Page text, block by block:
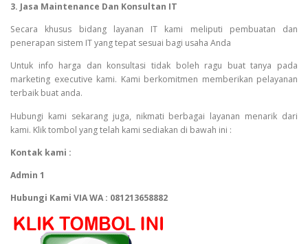
3. Jasa Maintenance Dan Konsultan IT
Secara khusus bidang layanan IT kami meliputi pembuatan dan
penerapan sistem IT yang tepat sesuai bagi usaha Anda
Untuk info harga dan konsultasi tidak boleh ragu buat tanya pada
marketing executive kami. Kami berkomitmen memberikan pelayanan
terbaik buat anda.
Hubungi kami sekarang juga, nikmati berbagai layanan menarik dari
kami. Klik tombol yang telah kami sediakan di bawah ini :
Kontak kami :
Admin 1
Hubungi Kami VIA WA : 081213658882